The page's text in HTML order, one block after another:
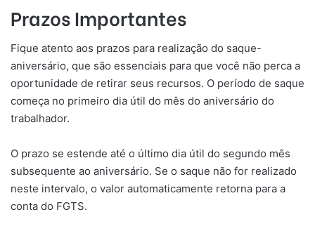
Prazos Importantes
Fique atento aos prazos para realização do saque-
aniversário, que são essenciais para que você não perca a
oportunidade de retirar seus recursos. O período de saque
começa no primeiro dia útil do mês do aniversário do
trabalhador.
O prazo se estende até o último dia útil do segundo mês
subsequente ao aniversário. Se o saque não for realizado
neste intervalo, o valor automaticamente retorna para a
conta do FGTS.